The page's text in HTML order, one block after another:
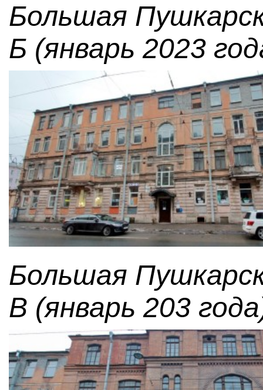
Большая
Б (январь 2023
Большая
В (январь 203